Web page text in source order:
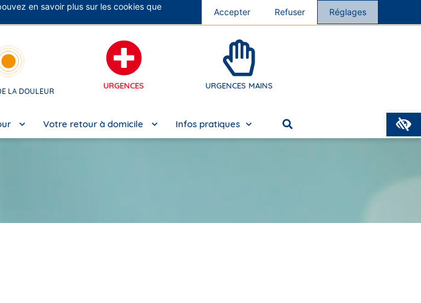
Nos cliniques Nous rejoindre
LA DOULEUR
URGENCES URGENCES MAINS
Votre retour à domicile Infos pratiques
en savoir plus sur les cookies que
Accepter Refuser Réglages